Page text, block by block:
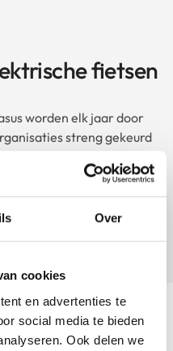
Over
cookies
en advertenties te
social media te bieden
Ook delen we
fietsen
worden elk jaar door
streng gekeurd
fiets uit de testen
Evo 8F Belt in 2023 zelfs